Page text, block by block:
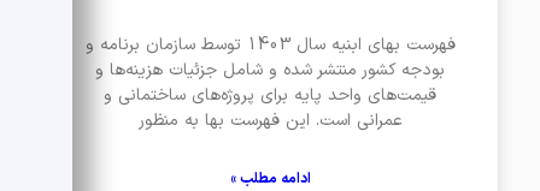
فهرست بهای ابنیه سال 1403 توسط سازمان برنامه و
بودجه کشور منتشر شده و شامل جزئیات هزینه‌ها و
قیمت‌های واحد پایه برای پروژه‌های ساختمانی و
عمرانی است. این فهرست بها به منظور
ادامه مطلب »